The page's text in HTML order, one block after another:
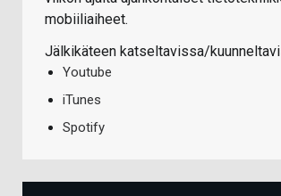
mobiiliaiheet.
Jälkikäteen katseltavissa/
Youtube
iTunes
Spotify